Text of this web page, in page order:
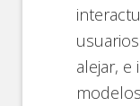
alejar,